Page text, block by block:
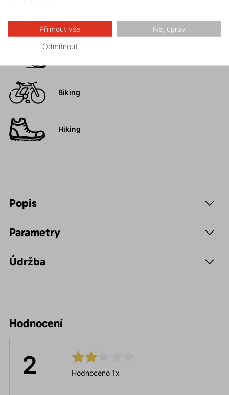
turistika
Trail running
Biking
Hiking
Popis
Parametry
Údržba
Hodnocení
2 Hodnoceno 1x
Přijmout vše Ne, uprav
Odmítnout